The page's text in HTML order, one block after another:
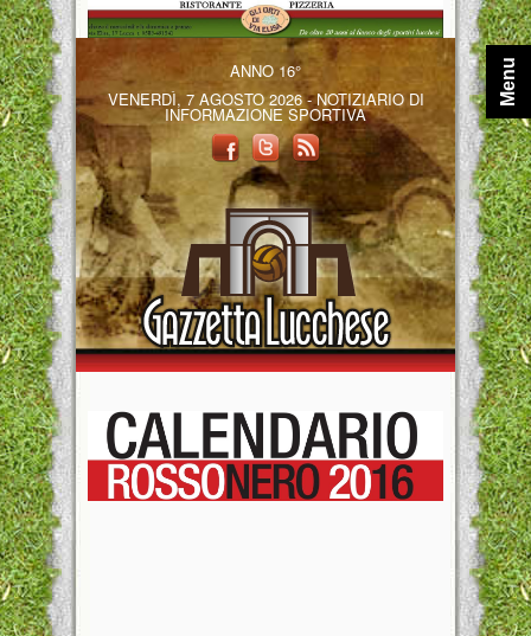
ANNO 16°
VENERDÌ, 7 AGOSTO 2026 - NOTIZIARIO DI
INFORMAZIONE SPORTIVA
Menu